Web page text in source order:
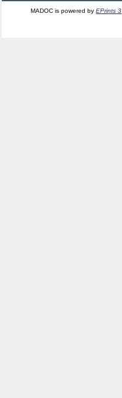
MADOC is powered byEPrints 3